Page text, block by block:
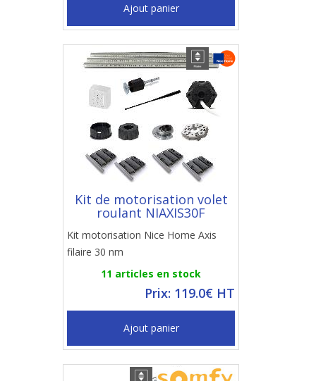
Ajout panier
Kit de motorisation volet
roulant NIAXIS30F
Kit motorisation Nice Home Axis
filaire 30 nm
11 articles en stock
Prix: 119.0€ HT
Ajout panier